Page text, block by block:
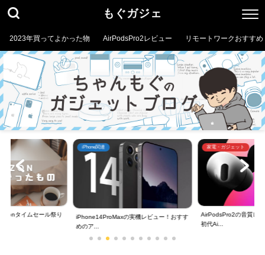
もぐガジェ
2023年買ってよかった物 AirPodsPro2レビュー リモートワークおすすめ
タイムセール祭り
iPhone関連
iPhone14ProMaxの実機レビュー！おすす
めのア...
家電・ガジェット
AirPodsPro2の音質レ
初代Ai...